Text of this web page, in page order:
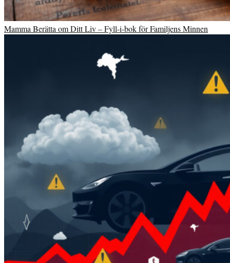
Mamma Berätta om Ditt Liv – Fyll-i-bok för Familjens Minnen